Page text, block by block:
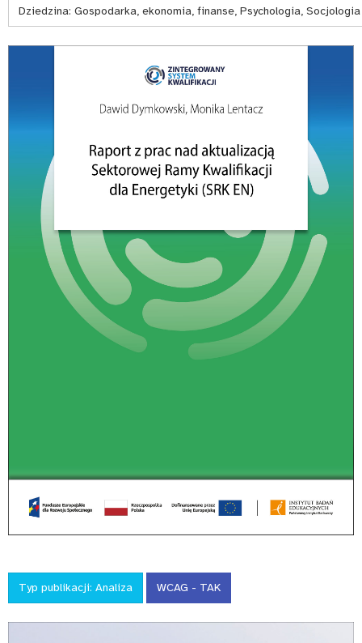
Dziedzina: Gospodarka, ekonomia, finanse, Psychologia,
Typ publikacji: Analiza WCAG - TAK